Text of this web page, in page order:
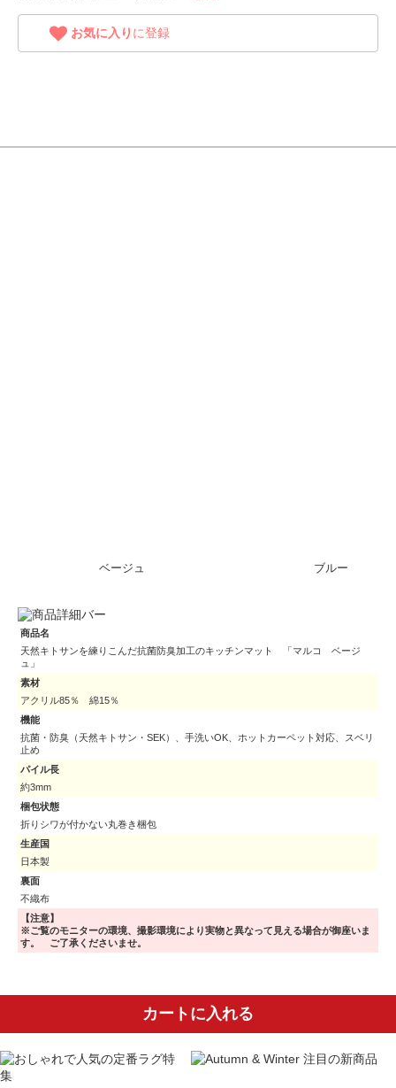
お気に入り に登録
ベージュ ブルー
商品名
天然キトサンを練りこんだ抗菌防臭加工のキッチンマット 「マルコ ベージ
ュ」
素材
アクリル85％ 綿15％
機能
抗菌・防臭（天然キトサン・SEK）、手洗いOK、ホットカーペット対応、スベリ
止め
パイル長
約3mm
梱包状態
折りシワが付かない丸巻き梱包
生産国
日本製
裏面
不織布
【注意】
※ご覧のモニターの環境、撮影環境により実物と異なって見える場合が御座いま
す。 ご了承くださいませ。
カートに入れる